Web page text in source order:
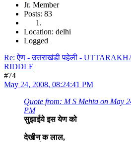
Jr. Member
Posts: 83
Location: delhi
Logged
Re: ऐण - उत्तराखंडी पहेली -
RIDDLE
#74
May 24, 2008, 08:24:41 PM
Quote from: M S Mehta on May
PM
सुझाईये इस येण को
देखीन क लाल,